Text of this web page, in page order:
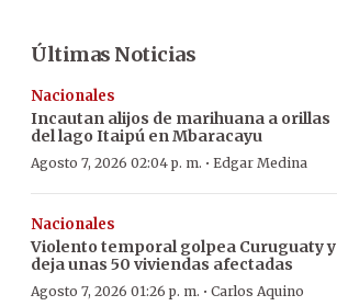
Últimas Noticias
Nacionales
Incautan alijos de marihuana a orillas
del lago Itaipú en Mbaracayu
Agosto 7, 2026 02:04 p. m. · Edgar Medina
Nacionales
Violento temporal golpea Curuguaty y
deja unas 50 viviendas afectadas
Agosto 7, 2026 01:26 p. m. · Carlos Aquino